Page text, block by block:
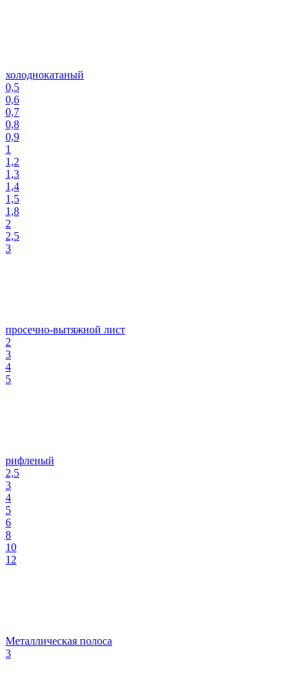
холоднокатаный
0,5
0,6
0,7
0,8
0,9
1
1,2
1,3
1,4
1,5
1,8
2
2,5
3
просечно-вытяжной лист
2
3
4
5
рифленый
2,5
3
4
5
6
8
10
12
Металлическая полоса
3